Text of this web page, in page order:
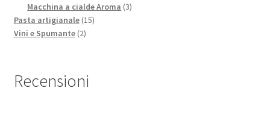
Macchina a cialde Aroma 33
Pasta artigianale 1515
Vini e Spumante 22
Recensioni